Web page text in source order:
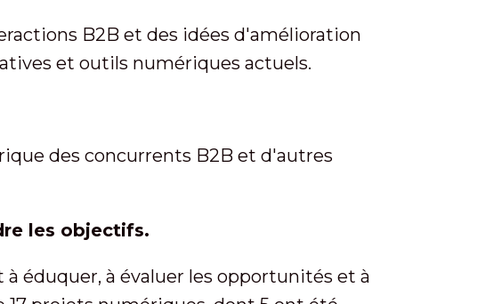
B2B et des idées d'amélioration
et outils numériques actuels.
des concurrents B2B et d'autres
les objectifs.
éduquer, à évaluer les opportunités et à